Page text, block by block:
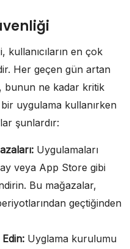
kullanıcıların en çok
Her geçen gün artan
bunun ne kadar kritik
uygulama kullanırken
şunlardır:
Uygulamaları
veya App Store gibi
Bu mağazalar,
geçtiğinden
Uyglama kurulumu